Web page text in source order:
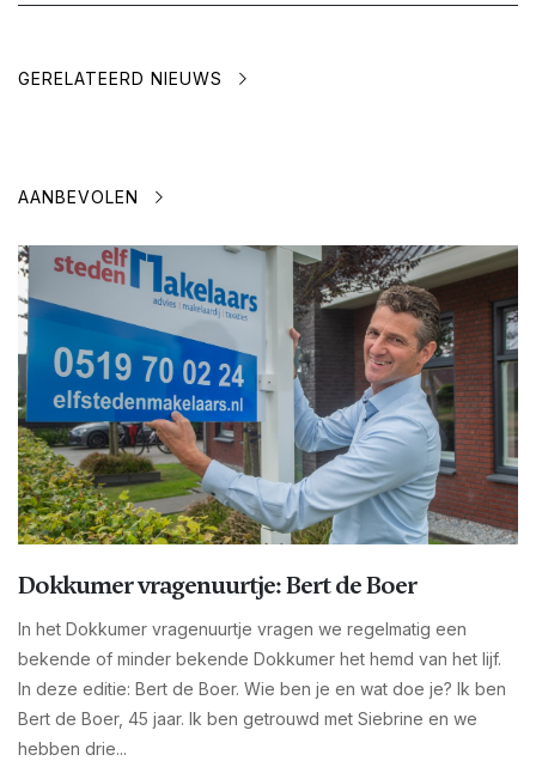
GERELATEERD NIEUWS
AANBEVOLEN
Dokkumer vragenuurtje: Bert de Boer
In het Dokkumer vragenuurtje vragen we regelmatig een
bekende of minder bekende Dokkumer het hemd van het lijf.
In deze editie: Bert de Boer. Wie ben je en wat doe je? Ik ben
Bert de Boer, 45 jaar. Ik ben getrouwd met Siebrine en we
hebben drie...